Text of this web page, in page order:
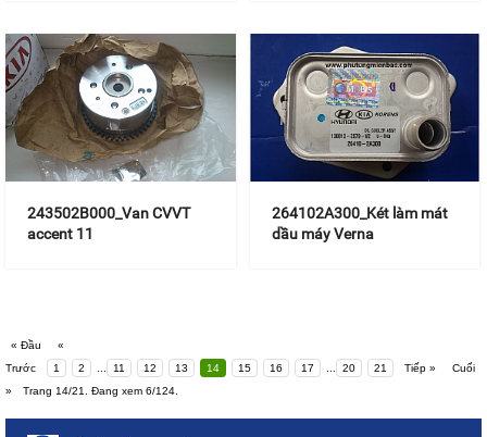
243502B000_Van CVVT
accent 11
264102A300_Két làm mát
dầu máy Verna
« Đầu
«
Trước
1 2 ... 11 12 13 14 15 16 17 ... 20 21 Tiếp »
Cuối
»
Trang 14/21. Đang xem 6/124.